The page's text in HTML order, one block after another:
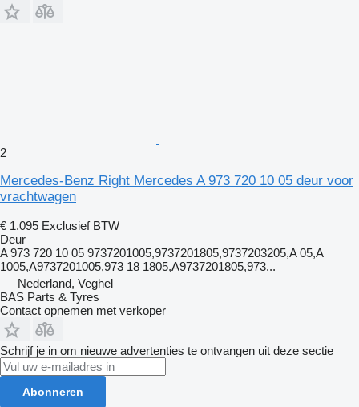
2
Mercedes-Benz Right Mercedes A 973 720 10 05 deur voor
vrachtwagen
€ 1.095 Exclusief BTW
Deur
A 973 720 10 05 9737201005,9737201805,9737203205,A 05,A
1005,A9737201005,973 18 1805,A9737201805,973...
Nederland, Veghel
BAS Parts & Tyres
Contact opnemen met verkoper
Schrijf je in om nieuwe advertenties te ontvangen uit deze sectie
Abonneren